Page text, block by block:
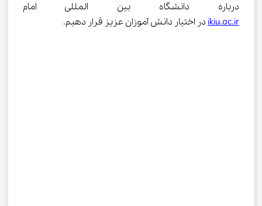
درباره دانشگاه بین المللی
ikiu.ac.ir در اختیار دانش آموزان عزیز قرار دهیم.